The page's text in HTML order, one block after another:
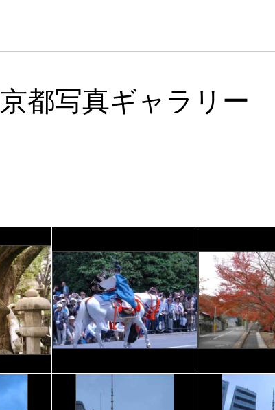
京都写真ギャラリー